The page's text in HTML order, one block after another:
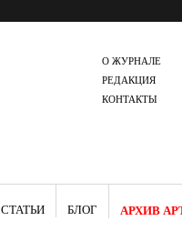
О ЖУРНАЛЕ
РЕДАКЦИЯ
КОНТАКТЫ
СТАТЬИ БЛОГ АРХИВ